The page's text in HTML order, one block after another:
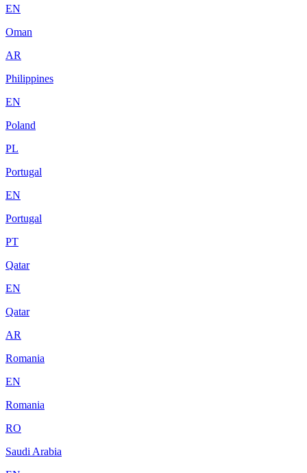
EN
Oman
AR
Philippines
EN
Poland
PL
Portugal
EN
Portugal
PT
Qatar
EN
Qatar
AR
Romania
EN
Romania
RO
Saudi Arabia